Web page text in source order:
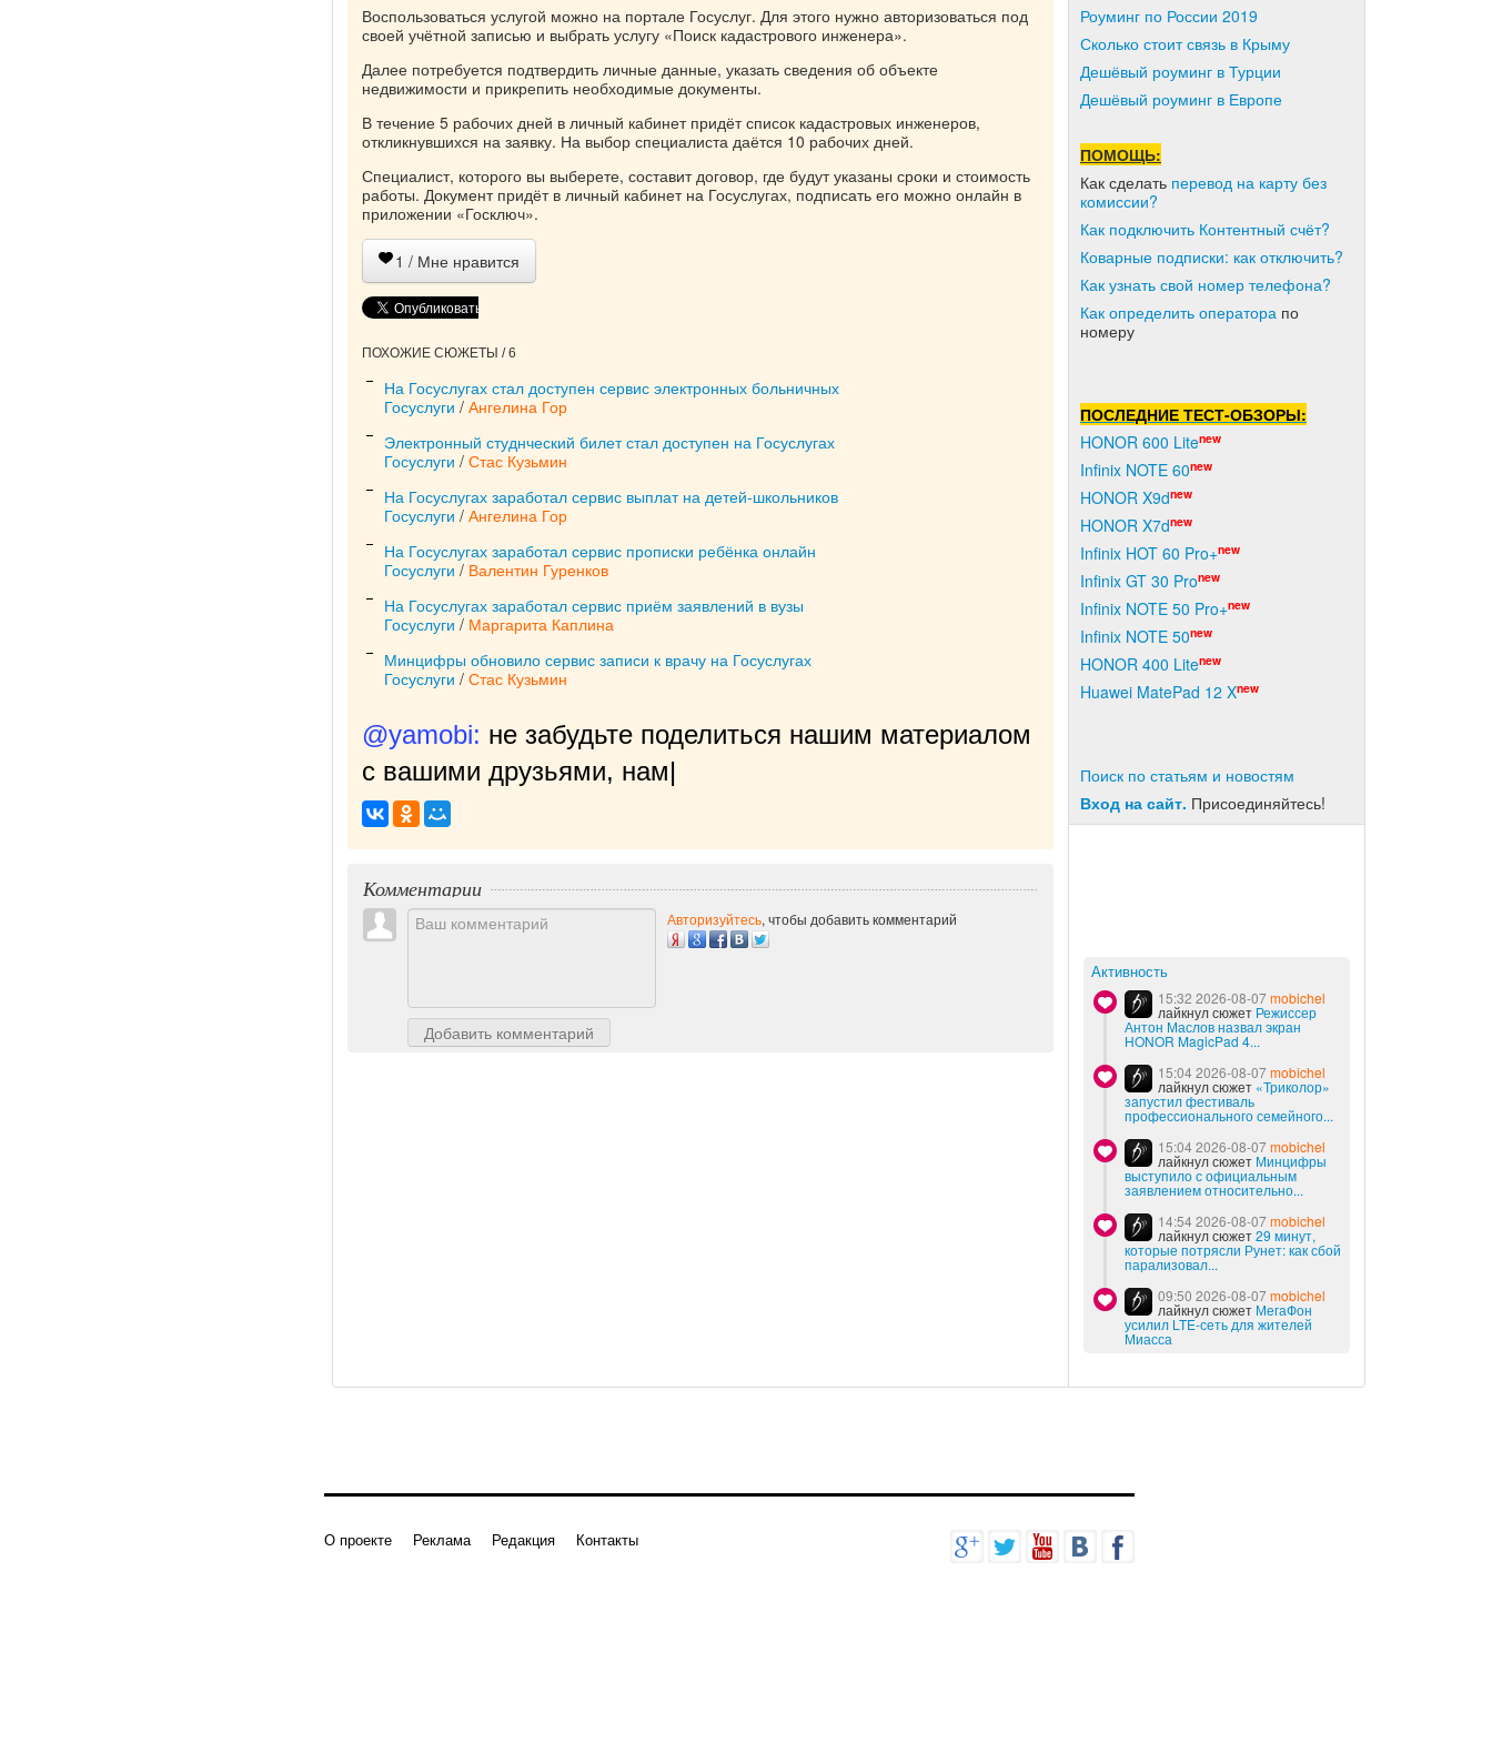
Воспользоваться услугой можно на портале Госуслуг. Для этого нужно авторизоваться под
своей учётной записью и выбрать услугу «Поиск кадастрового инженера».
Далее потребуется подтвердить личные данные, указать сведения об объекте
недвижимости и прикрепить необходимые документы.
В течение 5 рабочих дней в личный кабинет придёт список кадастровых инженеров,
откликнувшихся на заявку. На выбор специалиста даётся 10 рабочих дней.
Специалист, которого вы выберете, составит договор, где будут указаны сроки и стоимость
работы. Документ придёт в личный кабинет на Госуслугах, подписать его можно онлайн в
приложении «Госключ».
1 / Мне нравится
ПОХОЖИЕ СЮЖЕТЫ / 6
На Госуслугах стал доступен сервис электронных больничных
Госуслуги / Ангелина Гор
Электронный студнческий билет стал доступен на Госуслугах
Госуслуги / Стас Кузьмин
На Госуслугах заработал сервис выплат на детей-школьников
Госуслуги / Ангелина Гор
На Госуслугах заработал сервис прописки ребёнка онлайн
Госуслуги / Валентин Гуренков
На Госуслугах заработал сервис приём заявлений в вузы
Госуслуги / Маргарита Каплина
Минцифры обновило сервис записи к врачу на Госуслугах
Госуслуги / Стас Кузьмин
@yamobi: не забудьте поделиться нашим материалом
с вашими друзьями, нам будет очень приятн
Комментарии
Добавить комментарий
Авторизуйтесь, чтобы добавить комментарий
Роуминг по России 2019
Сколько стоит связь в Крыму
Дешёвый роуминг в Турции
Дешёвый роуминг в Европе
ПОМОЩЬ:
Как сделать перевод на карту без
комиссии?
Как подключить Контентный счёт?
Коварные подписки: как отключить?
Как узнать свой номер телефона?
Как определить оператора по
номеру
ПОСЛЕДНИЕ ТЕСТ-ОБЗОРЫ:
HONOR 600 Litenew
Infinix NOTE 60new
HONOR X9dnew
HONOR X7dnew
Infinix HOT 60 Pro+new
Infinix GT 30 Pronew
Infinix NOTE 50 Pro+new
Infinix NOTE 50new
HONOR 400 Litenew
Huawei MatePad 12 Xnew
Поиск по статьям и новостям
Вход на сайт. Присоединяйтесь!
Активность
15:32 2026-08-07mobichel
лайкнул сюжет Режиссер
Антон Маслов назвал экран
HONOR MagicPad 4...
15:04 2026-08-07mobichel
лайкнул сюжет «Триколор»
запустил фестиваль
профессионального семейного...
15:04 2026-08-07mobichel
лайкнул сюжет Минцифры
выступило с официальным
заявлением относительно...
14:54 2026-08-07mobichel
лайкнул сюжет29 минут,
которые потрясли Рунет: как сбой
парализовал...
09:50 2026-08-07mobichel
лайкнул сюжет МегаФон
усилил LTE-сеть для жителей
Миасса
О проекте Реклама Редакция Контакты